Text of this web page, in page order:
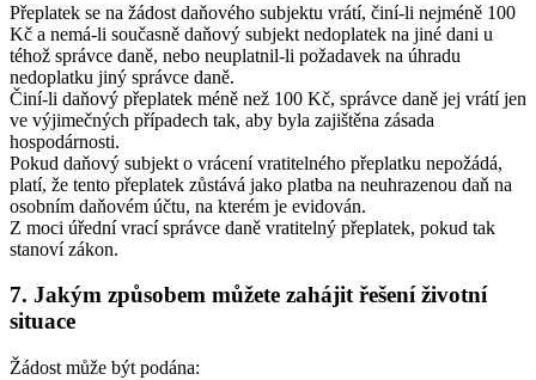
Přeplatek se na žádost daňového subjektu vrátí, činí-li nejméně 100
Kč a nemá-li současně daňový subjekt nedoplatek na jiné dani u
téhož správce daně, nebo neuplatnil-li požadavek na úhradu
nedoplatku jiný správce daně.
Činí-li daňový přeplatek méně než 100 Kč, správce daně jej vrátí jen
ve výjimečných případech tak, aby byla zajištěna zásada
hospodárnosti.
Pokud daňový subjekt o vrácení vratitelného přeplatku nepožádá,
platí, že tento přeplatek zůstává jako platba na neuhrazenou daň na
osobním daňovém účtu, na kterém je evidován.
Z moci úřední vrací správce daně vratitelný přeplatek, pokud tak
stanoví zákon.
7. Jakým způsobem můžete zahájit řešení životní
situace
Žádost může být podána: